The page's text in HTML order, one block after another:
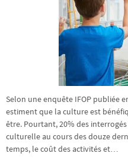
Selon une enquête IFOP publiée
estiment que la culture est
être. Pourtant, 20% des
culturelle au cours des douze
temps, le coût des activités et…